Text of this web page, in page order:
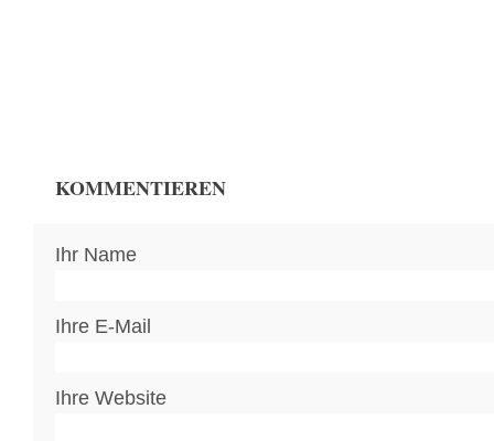
KOMMENTIEREN
Ihr Name
Ihre E-Mail
Ihre Website